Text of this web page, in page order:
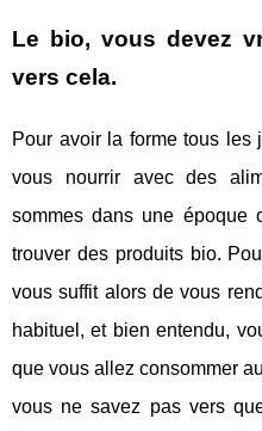
Le bio, vous devez
vers cela.
Pour avoir la forme tous les
vous nourrir avec des
sommes dans une époque
trouver des produits bio.
vous suffit alors de vous
habituel, et bien entendu,
que vous allez consommer
vous ne savez pas vers